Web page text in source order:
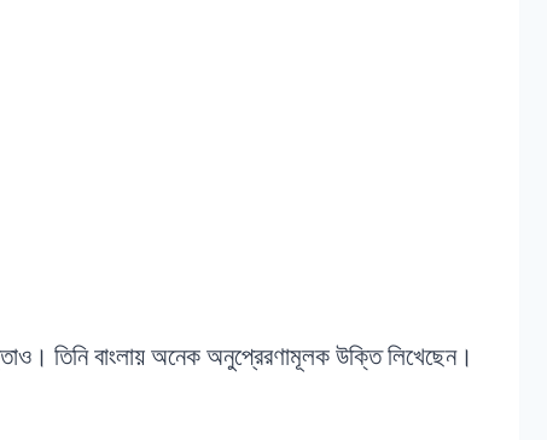
তিনি বাংলায় অনেক অনুপ্রেরণামূলক উক্তি লিখেছেন।